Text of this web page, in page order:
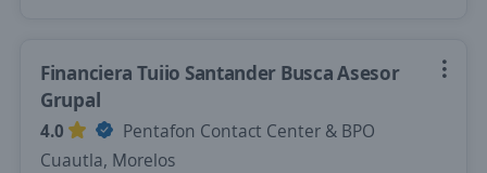
Financiera Tuiio Santander Busca Asesor
Grupal
4.0
Pentafon Contact Center & BPO
Cuautla, Morelos